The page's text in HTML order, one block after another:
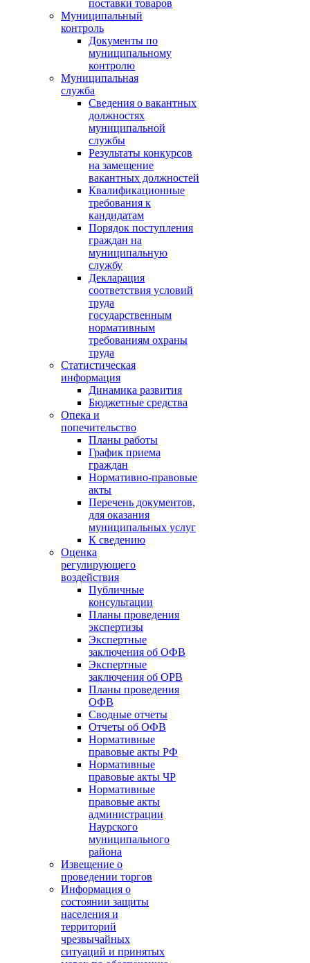
поставки товаров
Муниципальный
контроль
Документы по
муниципальному
контролю
Муниципальная
служба
Сведения о вакантных
должностях
муниципальной
службы
Результаты конкурсов
на замещение
вакантных должностей
Квалификационные
требования к
кандидатам
Порядок поступления
граждан на
муниципальную
службу
Декларация
соответствия условий
труда
государственным
нормативным
требованиям охраны
труда
Статистическая
информация
Динамика развития
Бюджетные средства
Опека и
попечительство
Планы работы
График приема
граждан
Нормативно-правовые
акты
Перечень документов,
для оказания
муниципальных услуг
К сведению
Оценка
регулирующего
воздействия
Публичные
консультации
Планы проведения
экспертизы
Экспертные
заключения об ОФВ
Экспертные
заключения об ОРВ
Планы проведения
ОФВ
Сводные отчеты
Отчеты об ОФВ
Нормативные
правовые акты РФ
Нормативные
правовые акты ЧР
Нормативные
правовые акты
администрации
Наурского
муниципального
района
Извещение о
проведении торгов
Информация о
состоянии защиты
населения и
территорий
чрезвычайных
ситуаций и принятых